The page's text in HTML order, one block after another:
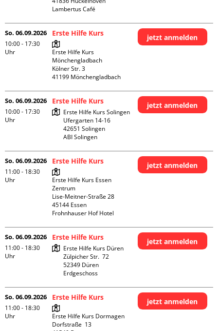
Lambertus Café
So. 06.09.2026
10:00 - 17:30
Uhr
Erste Hilfe Kurs
Erste Hilfe Kurs
Mönchengladbach
Kölner Str. 3
jetzt anmelden
So. 06.09.2026
10:00 - 17:30
Uhr
Erste Hilfe Kurs
Erste Hilfe Kurs Solingen
Ufergarten 14-16
42651 Solingen
ABI Solingen
jetzt anmelden
So. 06.09.2026
11:00 - 18:30
Uhr
Erste Hilfe Kurs
Erste Hilfe Kurs Essen
Zentrum
Lise-Meitner-Straße 28
45144 Essen
Frohnhauser Hof Hotel
jetzt anmelden
So. 06.09.2026
11:00 - 18:30
Uhr
Erste Hilfe Kurs
Erste Hilfe Kurs Düren
Zülpicher Str.  72
52349 Düren
Erdgeschoss
jetzt anmelden
So. 06.09.2026
11:00 - 18:30
Uhr
Erste Hilfe Kurs
Erste Hilfe Kurs Dormagen
Dorfstraße  13
jetzt anmelden